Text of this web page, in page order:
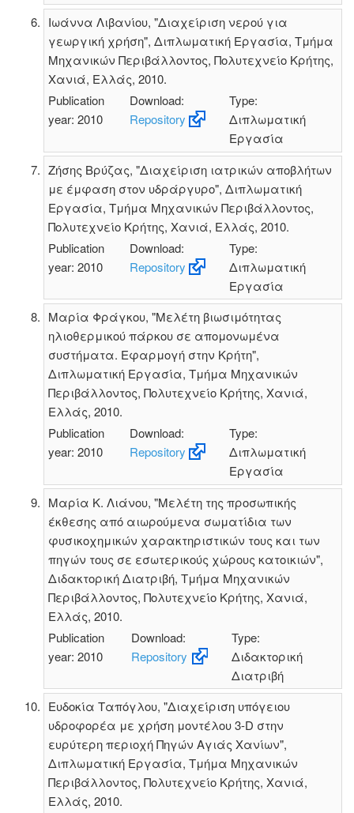
Ιωάννα Λιβανίου, "Διαχείριση νερού για
γεωργική χρήση", Διπλωματική Εργασία, Τμήμα
Μηχανικών Περιβάλλοντος, Πολυτεχνείο Κρήτης,
Χανιά, Ελλάς, 2010.
Publication
year: 2010
Download:
Repository
Type:
Διπλωματική
Εργασία
Ζήσης Βρύζας, "Διαχείριση ιατρικών αποβλήτων
με έμφαση στον υδράργυρο", Διπλωματική
Εργασία, Τμήμα Μηχανικών Περιβάλλοντος,
Πολυτεχνείο Κρήτης, Χανιά, Ελλάς, 2010.
Publication
year: 2010
Download:
Repository
Type:
Διπλωματική
Εργασία
Μαρία Φράγκου, "Μελέτη βιωσιμότητας
ηλιοθερμικού πάρκου σε απομονωμένα
συστήματα. Εφαρμογή στην Κρήτη",
Διπλωματική Εργασία, Τμήμα Μηχανικών
Περιβάλλοντος, Πολυτεχνείο Κρήτης, Χανιά,
Ελλάς, 2010.
Publication
year: 2010
Download:
Repository
Type:
Διπλωματική
Εργασία
Μαρία Κ. Λιάνου, "Μελέτη της προσωπικής
έκθεσης από αιωρούμενα σωματίδια των
φυσικοχημικών χαρακτηριστικών τους και των
πηγών τους σε εσωτερικούς χώρους κατοικιών",
Διδακτορική Διατριβή, Τμήμα Μηχανικών
Περιβάλλοντος, Πολυτεχνείο Κρήτης, Χανιά,
Ελλάς, 2010.
Publication
year: 2010
Download:
Repository
Type:
Διδακτορική
Διατριβή
Ευδοκία Ταπόγλου, "Διαχείριση υπόγειου
υδροφορέα με χρήση μοντέλου 3-D στην
ευρύτερη περιοχή Πηγών Αγιάς Χανίων",
Διπλωματική Εργασία, Τμήμα Μηχανικών
Περιβάλλοντος, Πολυτεχνείο Κρήτης, Χανιά,
Ελλάς, 2010.